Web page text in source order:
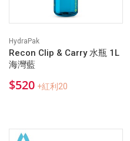
HydraPak
Recon Clip & Carry 水瓶 1L
海灣藍
$520 +紅利20